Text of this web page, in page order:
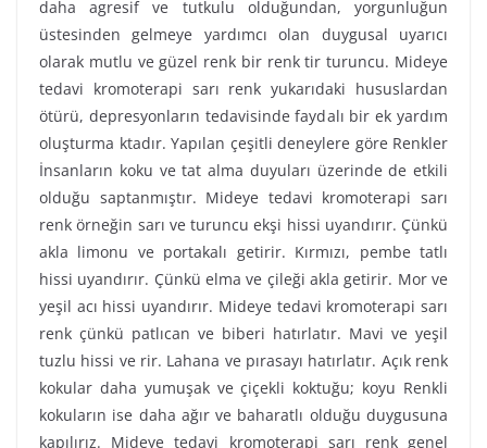
daha agresif ve tutkulu olduğundan, yorgunluğun
üstesinden gelmeye yardımcı olan duygusal uyarıcı
olarak mutlu ve güzel renk bir renk tir turuncu. Mideye
tedavi kromoterapi sarı renk yukarıdaki hususlardan
ötürü, depresyonların tedavisinde faydalı bir ek yardım
oluşturma ktadır. Yapılan çeşitli deneylere göre Renkler
İnsanların koku ve tat alma duyuları üzerinde de etkili
olduğu saptanmıştır. Mideye tedavi kromoterapi sarı
renk örneğin sarı ve turuncu ekşi hissi uyandırır. Çünkü
akla limonu ve portakalı getirir. Kırmızı, pembe tatlı
hissi uyandırır. Çünkü elma ve çileği akla getirir. Mor ve
yeşil acı hissi uyandırır. Mideye tedavi kromoterapi sarı
renk çünkü patlıcan ve biberi hatırlatır. Mavi ve yeşil
tuzlu hissi ve rir. Lahana ve pırasayı hatırlatır. Açık renk
kokular daha yumuşak ve çiçekli koktuğu; koyu Renkli
kokuların ise daha ağır ve baharatlı olduğu duygusuna
kapılırız. Mideye tedavi kromoterapi sarı renk genel